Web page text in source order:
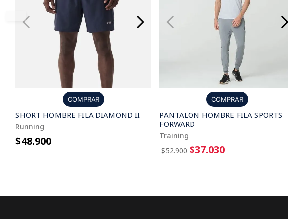
COMPRAR
SHORT HOMBRE FILA DIAMOND II
Running
$48.900
COMPRAR
PANTALON HOMBRE FILA SPORTS
FORWARD
Training
$52.900 $37.030